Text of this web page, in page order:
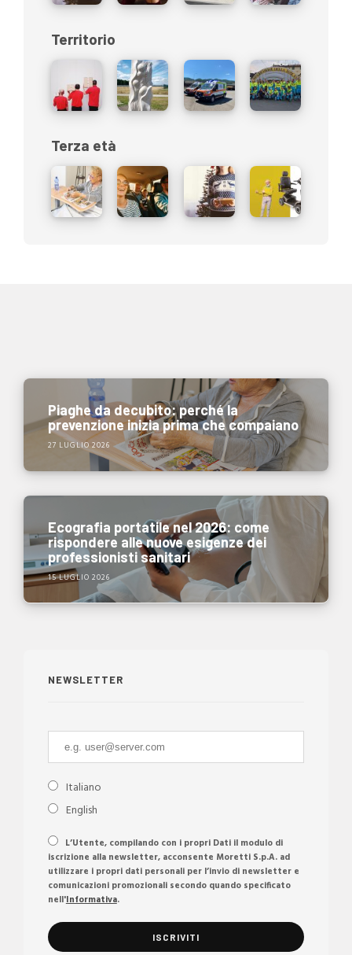
Territorio
Terza età
Piaghe da decubito: perché la
prevenzione inizia prima che compaiano
27 LUGLIO 2026
Ecografia portatile nel 2026: come
rispondere alle nuove esigenze dei
professionisti sanitari
15 LUGLIO 2026
NEWSLETTER
Italiano
English
L’Utente, compilando con i propri Dati il modulo di
iscrizione alla newsletter, acconsente Moretti S.p.A. ad
utilizzare i propri dati personali per l’invio di newsletter e
comunicazioni promozionali secondo quando specificato
nell'Informativa.